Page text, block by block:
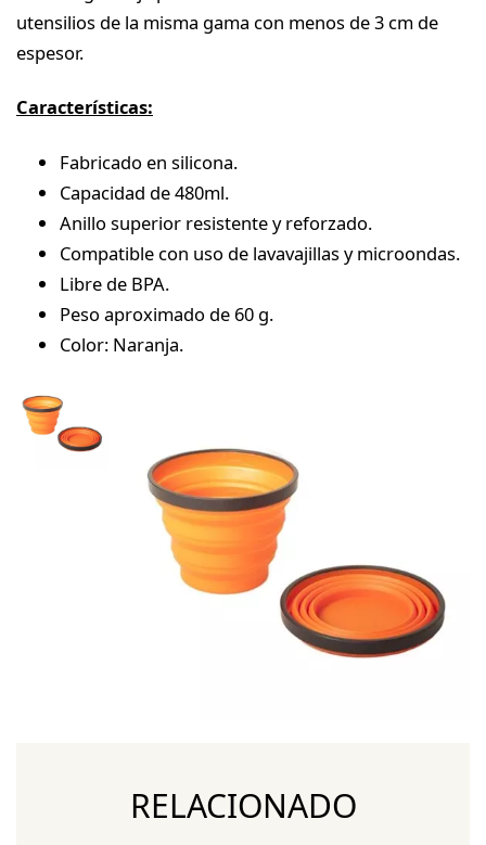
utensilios de la misma gama con menos de 3 cm de
espesor.
Características:
Fabricado en silicona.
Capacidad de 480ml.
Anillo superior resistente y reforzado.
Compatible con uso de lavavajillas y microondas.
Libre de BPA.
Peso aproximado de 60 g.
Color: Naranja.
RELACIONADO